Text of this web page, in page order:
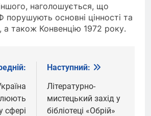
наголошується, що
порушують основні цінності та
а також Конвенцію 1972 року.
сфері
Наступний:
Літературно-
мистецький захід у
бібліотеці «Обрій»